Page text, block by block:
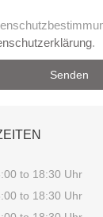
.
to 18:30 Uhr
to 18:30 Uhr